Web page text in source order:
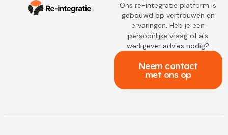
Ons re-integratie platform is
gebouwd op vertrouwen en
ervaringen. Heb je een
persoonlijke vraag of als
werkgever advies nodig?
Neem contact
met ons op